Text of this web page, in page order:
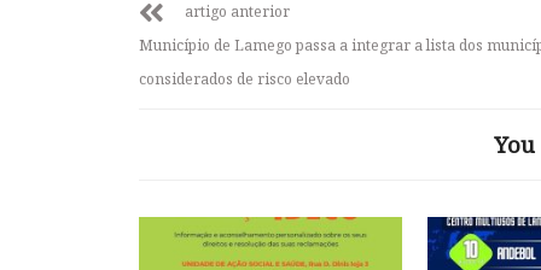
artigo anterior
Município de Lamego passa a integrar a lista dos
considerados de risco elevado